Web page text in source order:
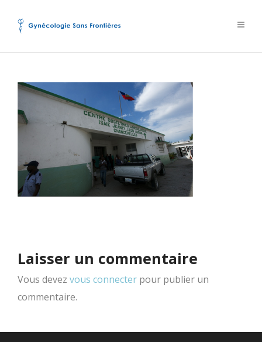
Laisser un commentaire
Vous devez vous connecter pour publier un
commentaire.